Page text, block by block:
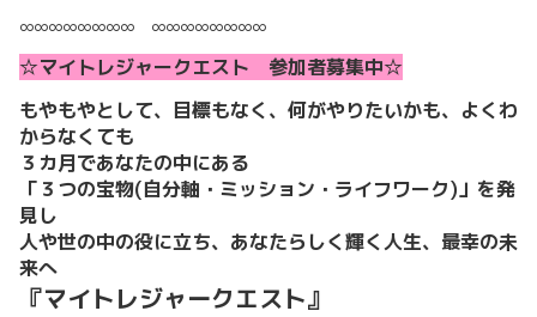
∞∞∞∞∞∞∞∞ ∞∞∞∞∞∞∞∞
☆マイトレジャークエスト 参加者募集中☆
もやもやとして、目標もなく、何がやりたいかも、よくわ
からなくても
３カ月であなたの中にある
「３つの宝物(自分軸・ミッション・ライフワーク)」を発
見し
人や世の中の役に立ち、あなたらしく輝く人生、最幸の未
来へ
『マイトレジャークエスト』